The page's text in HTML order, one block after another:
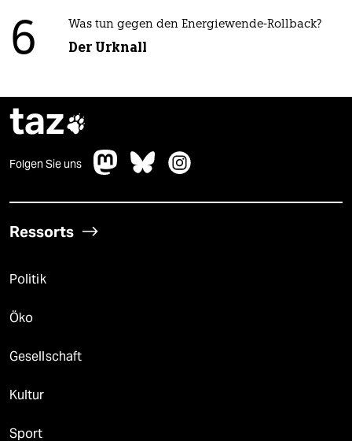
6 Was tun gegen den Energiewende-Rollback?
Der Urknall
taz
Folgen Sie uns
Ressorts
Politik
Öko
Gesellschaft
Kultur
Sport